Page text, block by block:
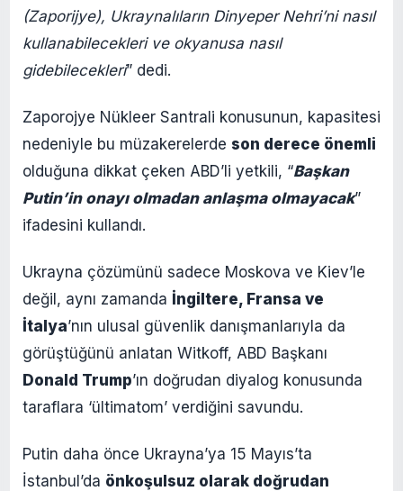
(Zaporijye), Ukraynalıların Dinyeper Nehri’ni nasıl
kullanabilecekleri ve okyanusa nasıl
gidebilecekleri” dedi.
Zaporojye Nükleer Santrali konusunun, kapasitesi
nedeniyle bu müzakerelerde son derece önemli
olduğuna dikkat çeken ABD’li yetkili, “Başkan
Putin’in onayı olmadan anlaşma olmayacak”
ifadesini kullandı.
Ukrayna çözümünü sadece Moskova ve Kiev’le
değil, aynı zamanda İngiltere, Fransa ve
İtalya’nın ulusal güvenlik danışmanlarıyla da
görüştüğünü anlatan Witkoff, ABD Başkanı
Donald Trump’ın doğrudan diyalog konusunda
taraflara ‘ültimatom’ verdiğini savundu.
Putin daha önce Ukrayna’ya 15 Mayıs’ta
İstanbul’da önkoşulsuz olarak doğrudan